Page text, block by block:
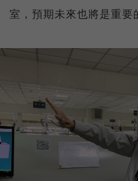
室，預期未來也將是重要